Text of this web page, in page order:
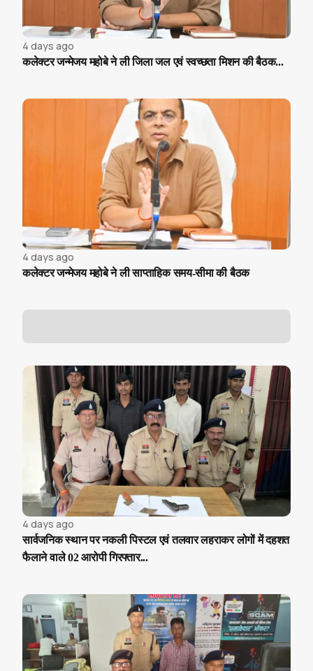
4 days ago
कलेक्टर जन्मेजय महोबे ने ली जिला जल एवं स्वच्छता मिशन की बैठक...
4 days ago
कलेक्टर जन्मेजय महोबे ने ली साप्ताहिक समय-सीमा की बैठक
4 days ago
सार्वजनिक स्थान पर नकली पिस्टल एवं तलवार लहराकर लोगों में दहशत
फैलाने वाले 02 आरोपी गिरफ्तार...